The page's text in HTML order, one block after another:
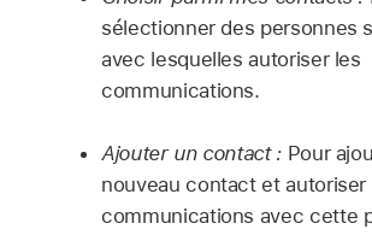
sélectionner des personnes
avec lesquelles autoriser les
communications.
Ajouter un contact :Pour
nouveau contact et autoriser
communications avec cette